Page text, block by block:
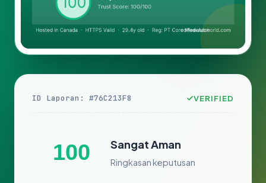
ID Laporan: #76C213F8 VERIFIED
100 Sangat Aman
Ringkasan keputusan